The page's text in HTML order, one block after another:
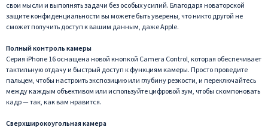
свои мысли и выполнять задачи без особых усилий. Благодаря новаторской
защите конфиденциальности вы можете быть уверены, что никто другой не
сможет получить доступ к вашим данным, даже Apple.
Полный контроль камеры
Серия iPhone 16 оснащена новой кнопкой Camera Control, которая обеспечивает
тактильную отдачу и быстрый доступ к функциям камеры. Просто проведите
пальцем, чтобы настроить экспозицию или глубину резкости, и переключайтесь
между каждым объективом или используйте цифровой зум, чтобы скомпоновать
кадр — так, как вам нравится.
Сверхширокоугольная камера